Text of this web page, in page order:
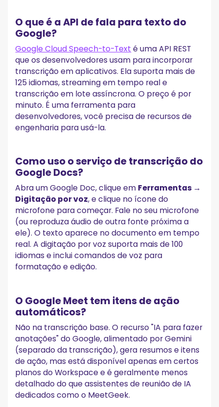
O que é a API de fala para texto do
Google?
Google Cloud Speech-to-Text é uma API REST
que os desenvolvedores usam para incorporar
transcrição em aplicativos. Ela suporta mais de
125 idiomas, streaming em tempo real e
transcrição em lote assíncrona. O preço é por
minuto. É uma ferramenta para
desenvolvedores, você precisa de recursos de
engenharia para usá-la.
Como uso o serviço de transcrição do
Google Docs?
Abra um Google Doc, clique em Ferramentas →
Digitação por voz, e clique no ícone do
microfone para começar. Fale no seu microfone
(ou reproduza áudio de outra fonte próxima a
ele). O texto aparece no documento em tempo
real. A digitação por voz suporta mais de 100
idiomas e inclui comandos de voz para
formatação e edição.
O Google Meet tem itens de ação
automáticos?
Não na transcrição base. O recurso "IA para fazer
anotações" do Google, alimentado por Gemini
(separado da transcrição), gera resumos e itens
de ação, mas está disponível apenas em certos
planos do Workspace e é geralmente menos
detalhado do que assistentes de reunião de IA
dedicados como o MeetGeek.